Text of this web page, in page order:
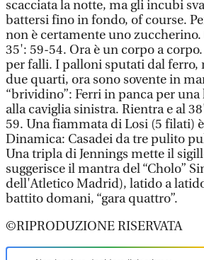
scacciata la notte, ma gli incubi
battersi fino in fondo, of course.
non è certamente uno zuccherino.
35': 59-54. Ora è un corpo a
per falli. I palloni sputati dal ferro,
due quarti, ora sono sovente in
“brividino”: Ferri in panca per una
alla caviglia sinistra. Rientra e al
59. Una fiammata di Losi (5 filati)
Dinamica: Casadei da tre pulito
Una tripla di Jennings mette il
suggerisce il mantra del “Cholo”
dell'Atletico Madrid), latido a
battito domani, “gara quattro”.
©RIPRODUZIONE RISERVATA